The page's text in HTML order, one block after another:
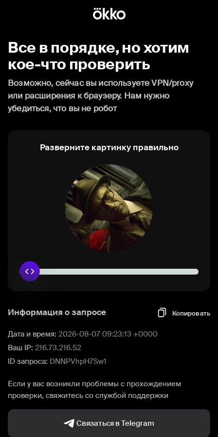
Все в порядке, но хотим
кое-что проверить
Возможно, сейчас вы используете VPN/proxy
или расширения к браузеру. Нам нужно
убедиться, что вы не робот
Разверните картинку правильно
Информация о запросе Копировать
Дата и время: 2026-08-07 09:23:13 +0000
Ваш IP: 216.73.216.52
ID запроса: DNNPVhpH7Sw1
Если у вас возникли проблемы с прохождением
проверки, свяжитесь со службой поддержки
Связаться в Telegram